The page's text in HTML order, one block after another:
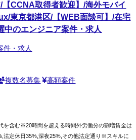
CCNA取得者歓迎】/海外モバイ
東京都港区/【WEB面談可】/在宅
中のエンジニア案件・求人
件・求人
複数名募集 高額案件
を含む※20時間を超える時間外労働分の割増賃金は
法定休日35%,深夜25%,その他法定通り※スキルに